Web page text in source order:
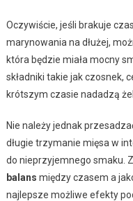
Oczywiście, jeśli brakuje
marynowania na dłużej,
która będzie miała mocny
składniki takie jak czosnek,
krótszym czasie nadadzą
Nie należy jednak
długie trzymanie mięsa w
do nieprzyjemnego smaku.
balans między czasem a
najlepsze możliwe efekty